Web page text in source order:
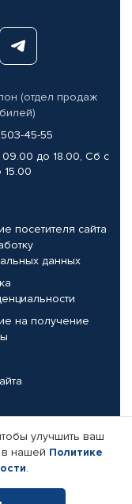
(отдел продаж
45-55
09.00 до 18.00, Сб с
15.00
посетителя сайта
данных
на получение
компании
улучшить ваш
в нашей Политике
.